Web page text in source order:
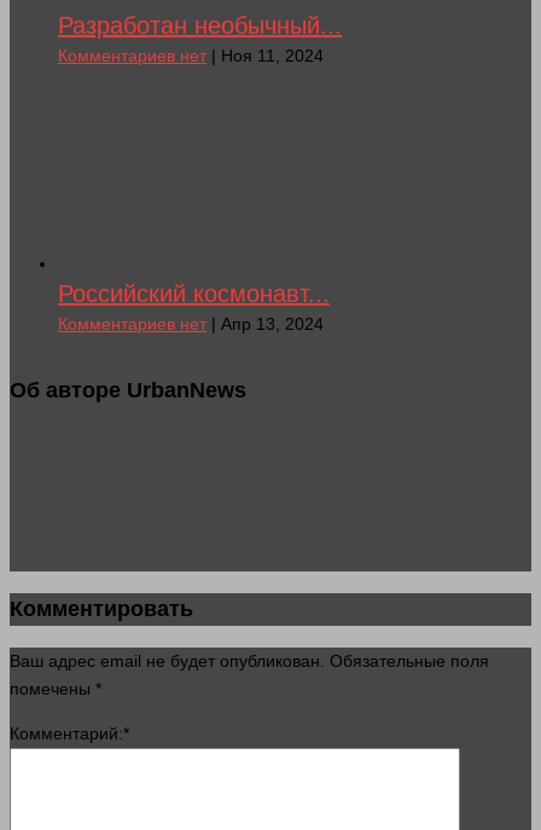
Разработан необычный...
Комментариев нет| Ноя 11, 2024
Российский космонавт...
Комментариев нет| Апр 13, 2024
Об авторе UrbanNews
Комментировать
Ваш адрес email не будет опубликован. Обязательные поля
помечены *
Комментарий:*